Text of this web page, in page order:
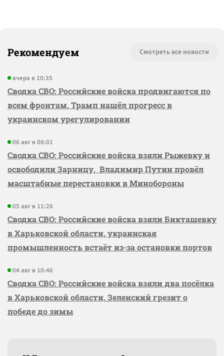
Рекомендуем Смотреть все новости
вчера в 10:35
Сводка СВО: Российские войска продвигаются по
всем фронтам, Трамп нашёл прогресс в
украинском урегулировании
06 авг в 08:01
Сводка СВО: Российские войска взяли Рыжевку и
освободили Зарницу, Владимир Путин провёл
масштабные перестановки в Минобороны
05 авг в 11:26
Сводка СВО: Российские войска взяли Бикташевку
в Харьковской области, украинская
промышленность встаёт из-за остановки портов
04 авг в 10:46
Сводка СВО: Российские войска взяли два посёлка
в Харьковской области, Зеленский грезит о
победе до зимы